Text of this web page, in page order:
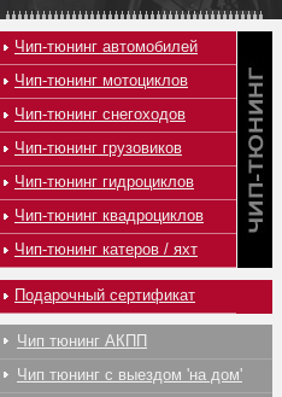
Чип-тюнинг автомобилей
Чип-тюнинг мотоциклов
Чип-тюнинг снегоходов
Чип-тюнинг грузовиков
Чип-тюнинг гидроциклов
Чип-тюнинг квадроциклов
Чип-тюнинг катеров / яхт
Подарочный сертификат
Чип тюнинг АКПП
Чип тюнинг с выездом 'на дом'